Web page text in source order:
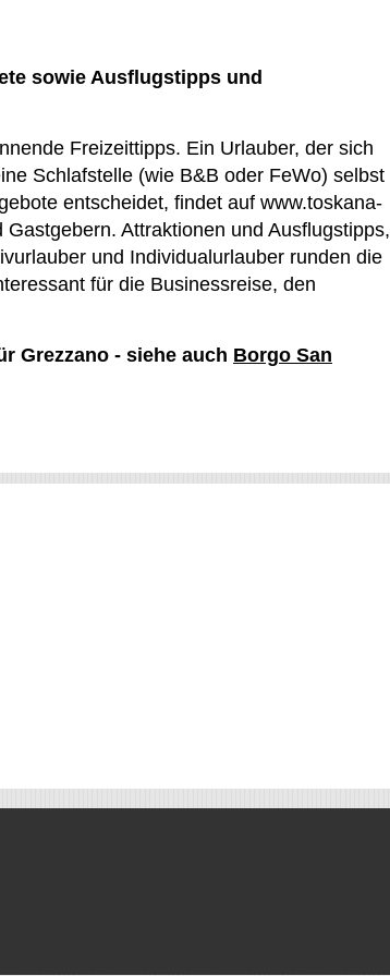
sowie Ausflugstipps und
Freizeittipps. Ein Urlauber, der sich
Schlafstelle (wie B&B oder FeWo) selbst
entscheidet, findet auf www.toskana-
Attraktionen und Ausflugstipps,
und Individualurlauber runden die
für die Businessreise, den
Grezzano - siehe auch Borgo San